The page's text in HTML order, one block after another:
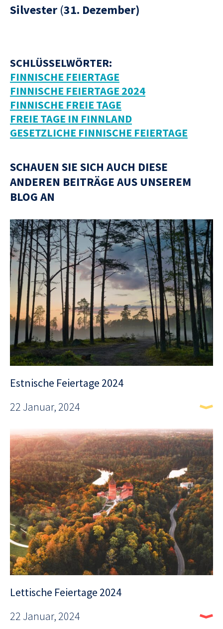
Silvester (31. Dezember)
SCHLÜSSELWÖRTER:
FINNISCHE FEIERTAGE
FINNISCHE FEIERTAGE 2024
FINNISCHE FREIE TAGE
FREIE TAGE IN FINNLAND
GESETZLICHE FINNISCHE FEIERTAGE
SCHAUEN SIE SICH AUCH DIESE
ANDEREN BEITRÄGE AUS UNSEREM
BLOG AN
Estnische Feiertage 2024
22 Januar, 2024
Lettische Feiertage 2024
22 Januar, 2024